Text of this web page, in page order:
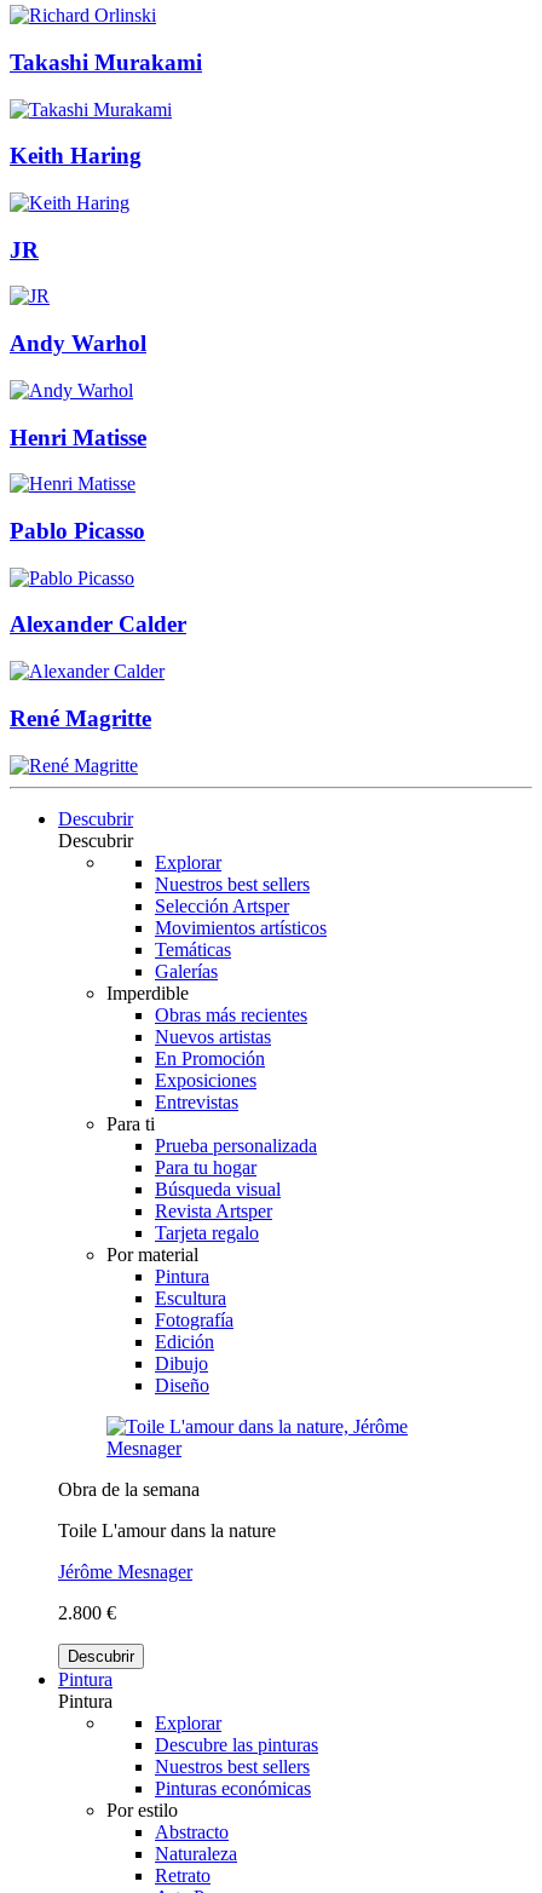
Takashi Murakami
Keith Haring
JR
Andy Warhol
Henri Matisse
Pablo Picasso
Alexander Calder
René Magritte
Descubrir
Descubrir
Explorar
Nuestros best sellers
Selección Artsper
Movimientos artísticos
Temáticas
Galerías
Imperdible
Obras más recientes
Nuevos artistas
En Promoción
Exposiciones
Entrevistas
Para ti
Prueba personalizada
Para tu hogar
Búsqueda visual
Revista Artsper
Tarjeta regalo
Por material
Pintura
Escultura
Fotografía
Edición
Dibujo
Diseño
Obra de la semana
Toile L'amour dans la nature
Jérôme Mesnager
2.800 €
Descubrir
Pintura
Pintura
Explorar
Descubre las pinturas
Nuestros best sellers
Pinturas económicas
Por estilo
Abstracto
Naturaleza
Retrato